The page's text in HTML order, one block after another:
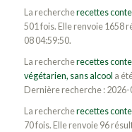
La rechercherecettes
501 fois. Elle renvoie 1658
08 04:59:50.
La rechercherecettes
végétarien, sans alcool a
Dernière recherche :
La rechercherecettes
70 fois. Elle renvoie 96